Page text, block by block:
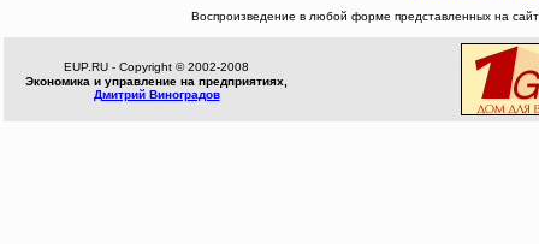
Воспроизведение в любой форме представленных на
EUP.RU - Copyright © 2002-2008
Экономика и управление на предприятиях,
Дмитрий Виноградов